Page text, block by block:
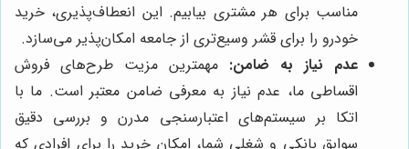
مناسب برای هر مشتری بیابیم. این انعطاف‌پذیری، خرید
خودرو را برای قشر وسیع‌تری از جامعه امکان‌پذیر می‌سازد.
عدم نیاز به ضامن: مهمترین مزیت طرح‌های فروش
اقساطی ما، عدم نیاز به معرفی ضامن معتبر است. ما با
اتکا بر سیستم‌های اعتبارسنجی مدرن و بررسی دقیق
سوابق بانکی و شغلی شما، امکان خرید را برای افرادی که